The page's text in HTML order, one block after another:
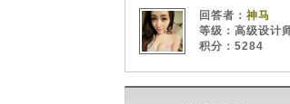
回答者： 神马
等级：高级设计
积分：5284